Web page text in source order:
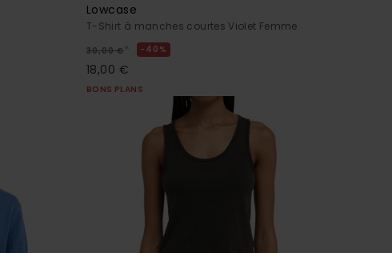
Lowcase
T-Shirt à manches courtes Violet Femme
30,00 € * 40%
18,00 €
BONS PLANS